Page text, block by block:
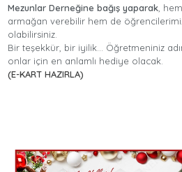
Mezunlar Derneğine bağış yaparak ,
armağan verebilir hem de
olabilirsiniz.
Bir teşekkür, bir iyilik… Öğretmeniniz
onlar için en anlamlı hediye olacak.
(E-KART HAZIRLA)